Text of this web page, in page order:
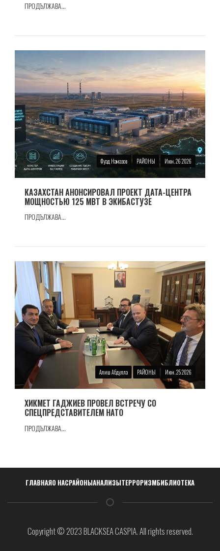
ПРОДЪЛЖАВА...
Фуад Намазов РАЙОНЫ Июн. 26 2026
КАЗАХСТАН АНОНСИРОВАЛ ПРОЕКТ ДАТА-ЦЕНТРА
МОЩНОСТЬЮ 125 МВТ В ЭКИБАСТУЗЕ
ПРОДЪЛЖАВА...
Алиш Абдулла РАЙОНЫ Июн. 25 2026
ХИКМЕТ ГАДЖИЕВ ПРОВЕЛ ВСТРЕЧУ СО
СПЕЦПРЕДСТАВИТЕЛЕМ НАТО
ПРОДЪЛЖАВА...
Навигация
ГЛАВНАЯО НАСРАЙОНЫАНАЛИЗЫТЕРРОРИЗМБИБЛИОТЕКА
Copyright © 2023 BLACKSEA CASPIA. All rights reserved.